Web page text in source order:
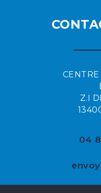
Z.I
04